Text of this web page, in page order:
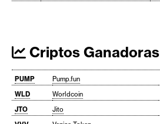
Criptos Ganadoras
PUMP Pump.fun
WLD
Worldcoin
JTO
Jito